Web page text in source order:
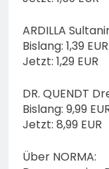
ARDILLA
Bislang: 1,39 EUR
Jetzt: 1,29 EUR
DR. QUENDT
Bislang: 9,99
Jetzt: 8,99 EUR
Über NORMA: